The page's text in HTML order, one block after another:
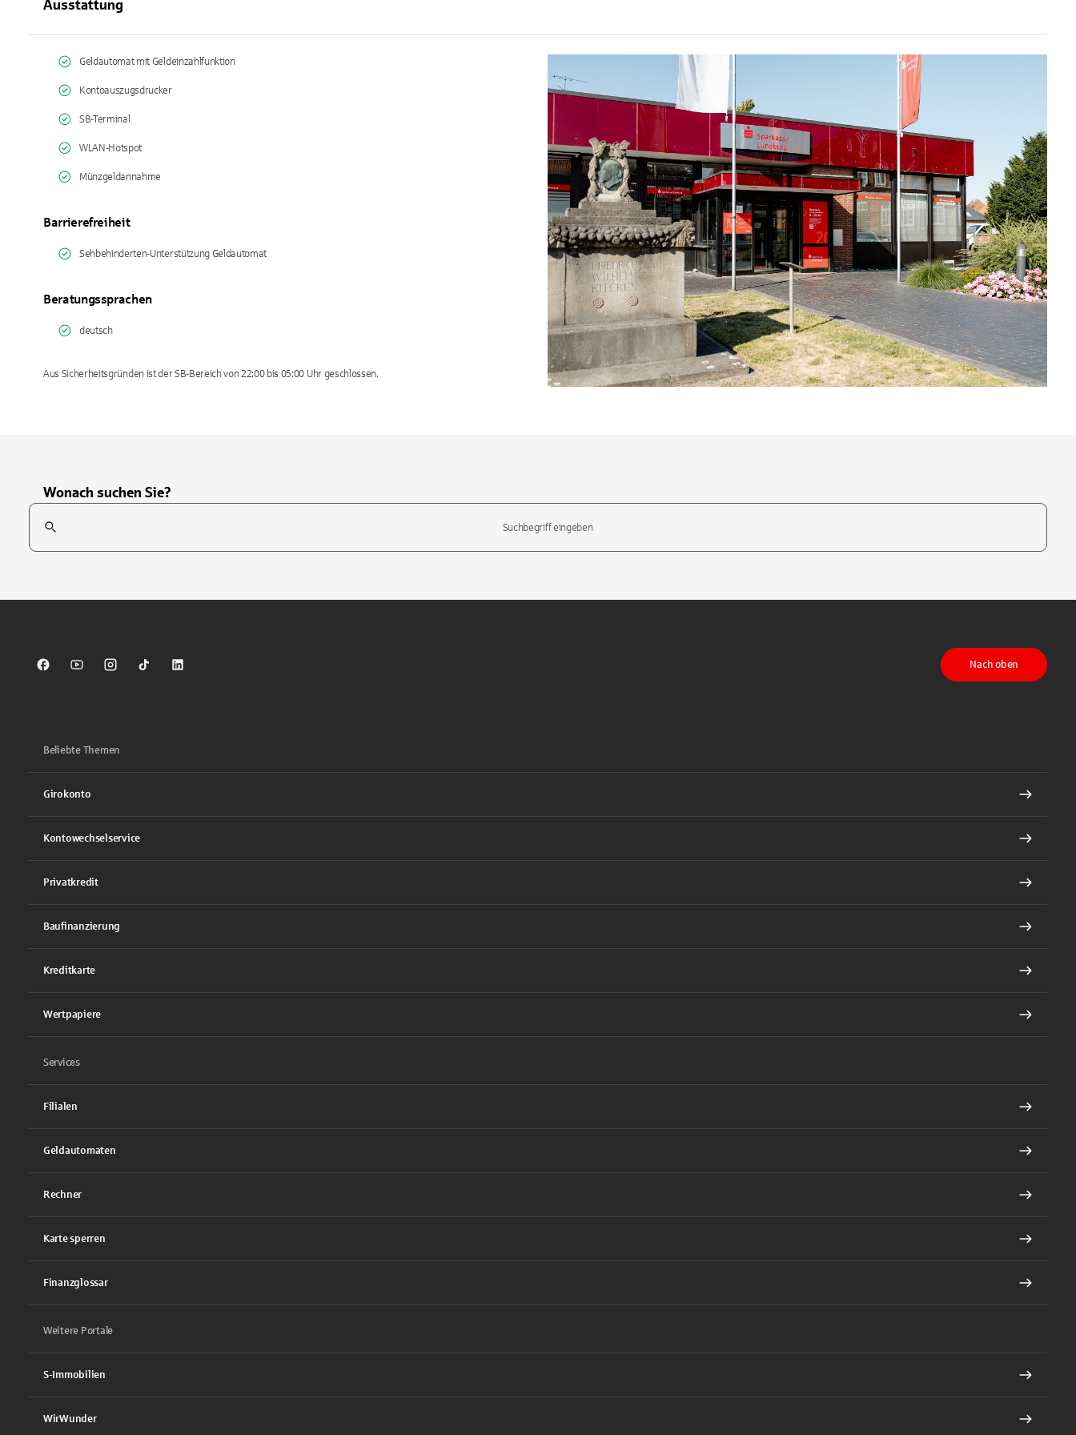
Ausstattung
Geldautomat mit Geldeinzahlfunktion
Kontoauszugsdrucker
SB-Terminal
WLAN-Hotspot
Münzgeldannahme
Barrierefreiheit
Sehbehinderten-Unterstützung Geldautomat
Beratungssprachen
deutsch
Aus Sicherheitsgründen ist der SB-Bereich von 22:00 bis 05:00 Uhr geschlossen.
Wonach suchen Sie?
Suchfeld
Sparkasse auf Facebook
Sparkasse auf Youtube
Sparkasse auf Instagram
Sparkasse auf TikTok
Sparkasse auf LinkedIn
Nach oben
Beliebte Themen
Girokonto
Kontowechselservice
Privatkredit
Baufinanzierung
Kreditkarte
Wertpapiere
Services
Filialen
Geldautomaten
Rechner
Karte sperren
Finanzglossar
Weitere Portale
S-Immobilien
WirWunder